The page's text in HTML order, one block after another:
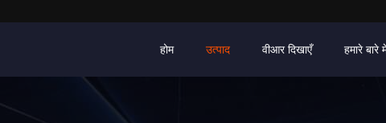
होम उत्पाद वीआर दिखाएँ हमारे बारे